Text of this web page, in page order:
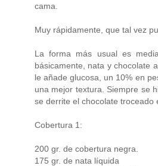
cama.
Muy rápidamente, que tal vez
La forma más usual es
básicamente, nata y chocolate
le añade glucosa, un 10% en
una mejor textura. Siempre se
se derrite el chocolate troceado
Cobertura 1:
200 gr. de cobertura negra.
175 gr. de nata líquida